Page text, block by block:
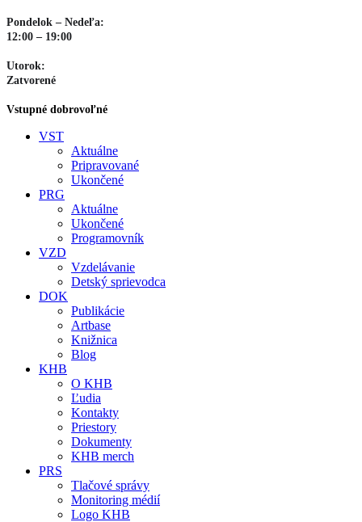
Pondelok – Nedeľa:
12:00 – 19:00
Utorok:
Zatvorené
Vstupné dobrovoľné
VST
Aktuálne
Pripravované
Ukončené
PRG
Aktuálne
Ukončené
Programovník
VZD
Vzdelávanie
Detský sprievodca
DOK
Publikácie
Artbase
Knižnica
Blog
KHB
O KHB
Ľudia
Kontakty
Priestory
Dokumenty
KHB merch
PRS
Tlačové správy
Monitoring médií
Logo KHB